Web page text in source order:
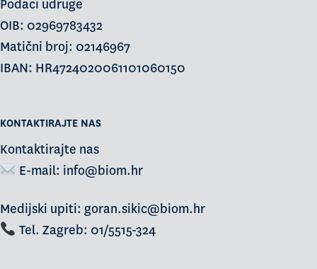
Podaci udruge
OIB: 02969783432
Matični broj: 02146967
IBAN: HR4724020061101060150
KONTAKTIRAJTE NAS
Kontaktirajte nas
E-mail: info@biom.hr
Medijski upiti: goran.sikic@biom.hr
Tel. Zagreb: 01/5515-324